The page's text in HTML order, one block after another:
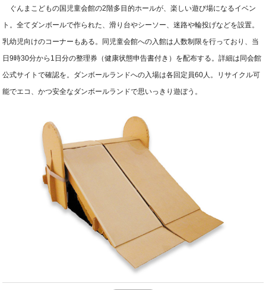
ぐんまこどもの国児童会館の2階多目的ホールが、楽しい遊び場になるイベン
ト。全てダンボールで作られた、滑り台やシーソー、迷路や輪投げなどを設置。
乳幼児向けのコーナーもある。同児童会館への入館は人数制限を行っており、当
日9時30分から1日分の整理券（健康状態申告書付き）を配布する。詳細は同会館
公式サイトで確認を。ダンボールランドへの入場は各回定員60人。リサイクル可
能でエコ、かつ安全なダンボールランドで思いっきり遊ぼう。